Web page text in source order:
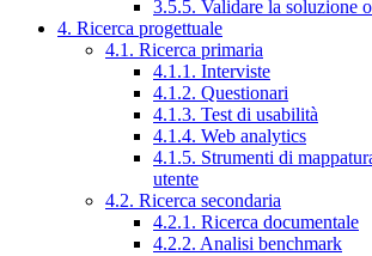
3.5.5. Validare la soluzione
4. Ricerca progettuale
4.1. Ricerca primaria
4.1.1. Interviste
4.1.2. Questionari
4.1.3. Test di usabilità
4.1.4. Web analytics
4.1.5. Strumenti di
utente
4.2. Ricerca secondaria
4.2.1. Ricerca documentale
4.2.2. Analisi benchmark